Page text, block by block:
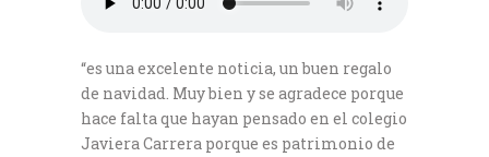
“es una excelente noticia, un buen regalo
de navidad. Muy bien y se agradece porque
hace falta que hayan pensado en el colegio
Javiera Carrera porque es patrimonio de